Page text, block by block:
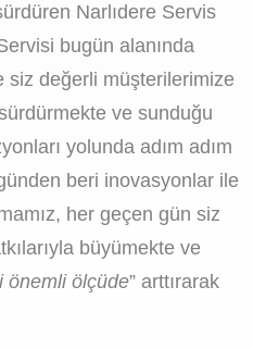
Narlıdere Servis
bugün alanında
siz değerli müşterilerimize
ve sunduğu
yolunda adım adım
beri inovasyonlar ile
her geçen gün siz
büyümekte ve
önemli ölçüde” arttırarak